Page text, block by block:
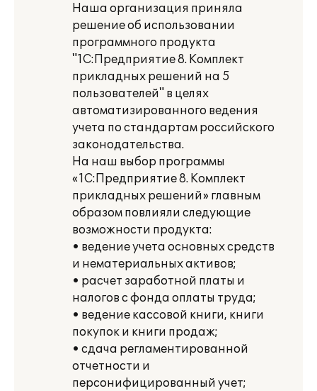
Наша организация приняла
решение об использовании
программного продукта
"1С:Предприятие 8. Комплект
прикладных решений на 5
пользователей" в целях
автоматизированного ведения
учета по стандартам российского
законодательства.
На наш выбор программы
«1С:Предприятие 8. Комплект
прикладных решений» главным
образом повлияли следующие
возможности продукта:
• ведение учета основных средств
и нематериальных активов;
• расчет заработной платы и
налогов с фонда оплаты труда;
• ведение кассовой книги, книги
покупок и книги продаж;
• сдача регламентированной
отчетности и
персонифицированный учет;